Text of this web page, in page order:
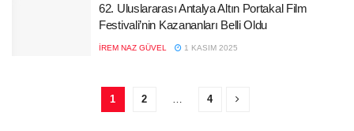
62. Uluslararası Antalya Altın Portakal Film
Festivali’nin Kazananları Belli Oldu
İREM NAZ GÜVEL 1 KASIM 2025
1 2 4